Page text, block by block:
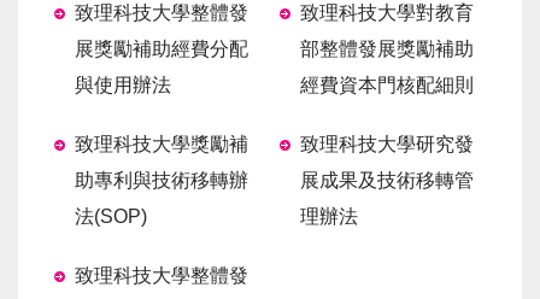
致理科技大學整體發
展獎勵補助經費分配
與使用辦法
致理科技大學對教育
部整體發展獎勵補助
經費資本門核配細則
致理科技大學獎勵補
助專利與技術移轉辦
法(SOP)
致理科技大學研究發
展成果及技術移轉管
理辦法
致理科技大學整體發